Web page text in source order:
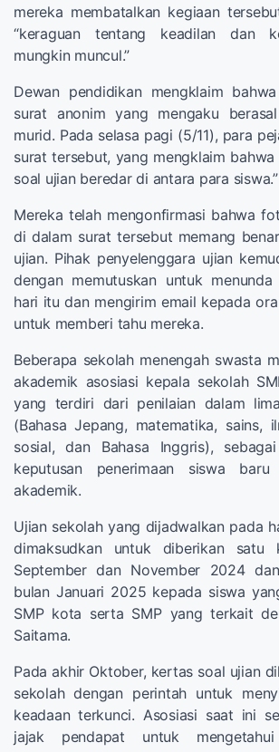
mereka membatalkan kegiaan
“keraguan tentang keadilan dan
mungkin muncul.”
Dewan pendidikan mengklaim
surat anonim yang mengaku
murid. Pada selasa pagi (5/11), para
surat tersebut, yang mengklaim bahwa
soal ujian beredar di antara para siswa.”
Mereka telah mengonfirmasi bahwa
di dalam surat tersebut memang
ujian. Pihak penyelenggara ujian
dengan memutuskan untuk
hari itu dan mengirim email kepada
untuk memberi tahu mereka.
Beberapa sekolah menengah swasta
akademik asosiasi kepala sekolah
yang terdiri dari penilaian dalam
(Bahasa Jepang, matematika, sains,
sosial, dan Bahasa Inggris),
keputusan penerimaan siswa
akademik.
Ujian sekolah yang dijadwalkan pada
dimaksudkan untuk diberikan satu
September dan November 2024
bulan Januari 2025 kepada siswa
SMP kota serta SMP yang terkait
Saitama.
Pada akhir Oktober, kertas soal ujian
sekolah dengan perintah untuk
keadaan terkunci. Asosiasi saat ini
jajak pendapat untuk